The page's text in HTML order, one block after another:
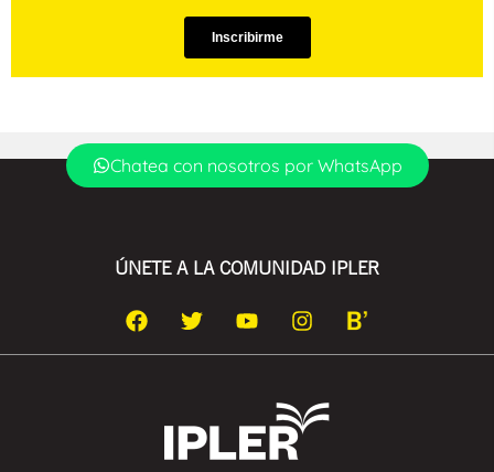
Chatea con nosotros por WhatsApp
ÚNETE A LA COMUNIDAD IPLER